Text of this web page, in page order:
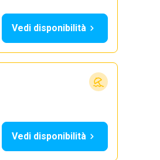
Vedi disponibilità
Vedi disponibilità